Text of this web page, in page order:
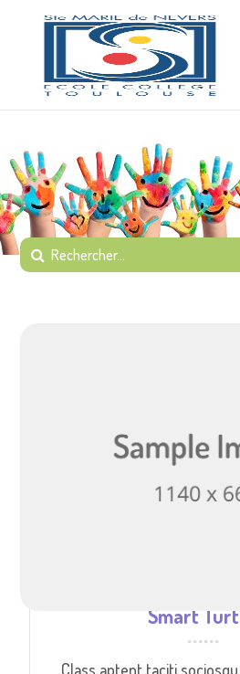
Smart
Class aptent taciti